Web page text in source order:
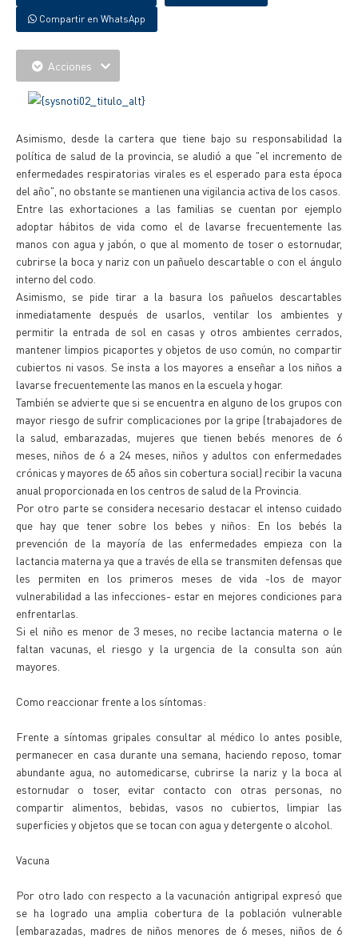
Compartir en WhatsApp
Acciones
Asimismo, desde la cartera que tiene bajo su responsabilidad la
política de salud de la provincia, se aludió a que "el incremento de
enfermedades respiratorias virales es el esperado para esta época
del año", no obstante se mantienen una vigilancia activa de los casos.
Entre las exhortaciones a las familias se cuentan por ejemplo
adoptar hábitos de vida como el de lavarse frecuentemente las
manos con agua y jabón, o que al momento de toser o estornudar,
cubrirse la boca y nariz con un pañuelo descartable o con el ángulo
interno del codo.
Asimismo, se pide tirar a la basura los pañuelos descartables
inmediatamente después de usarlos, ventilar los ambientes y
permitir la entrada de sol en casas y otros ambientes cerrados,
mantener limpios picaportes y objetos de uso común, no compartir
cubiertos ni vasos. Se insta a los mayores a enseñar a los niños a
lavarse frecuentemente las manos en la escuela y hogar.
También se advierte que si se encuentra en alguno de los grupos con
mayor riesgo de sufrir complicaciones por la gripe (trabajadores de
la salud, embarazadas, mujeres que tienen bebés menores de 6
meses, niños de 6 a 24 meses, niños y adultos con enfermedades
crónicas y mayores de 65 años sin cobertura social) recibir la vacuna
anual proporcionada en los centros de salud de la Provincia.
Por otro parte se considera necesario destacar el intenso cuidado
que hay que tener sobre los bebes y niños: En los bebés la
prevención de la mayoría de las enfermedades empieza con la
lactancia materna ya que a través de ella se transmiten defensas que
les permiten en los primeros meses de vida -los de mayor
vulnerabilidad a las infecciones- estar en mejores condiciones para
enfrentarlas.
Si el niño es menor de 3 meses, no recibe lactancia materna o le
faltan vacunas, el riesgo y la urgencia de la consulta son aún
mayores.
Como reaccionar frente a los síntomas:
Frente a síntomas gripales consultar al médico lo antes posible,
permanecer en casa durante una semana, haciendo reposo, tomar
abundante agua, no automedicarse, cubrirse la nariz y la boca al
estornudar o toser, evitar contacto con otras personas, no
compartir alimentos, bebidas, vasos no cubiertos, limpiar las
superficies y objetos que se tocan con agua y detergente o alcohol.
Vacuna
Por otro lado con respecto a la vacunación antigripal expresó que
se ha logrado una amplia cobertura de la población vulnerable
(embarazadas, madres de niños menores de 6 meses, niños de 6